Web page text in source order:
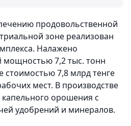
продовольственной
зоне реализован
Налажено
мощностью 7,2 тыс. тонн
стоимостью 7,8 млрд тенге
мест. В производстве
капельного орошения с
удобрений и минералов.